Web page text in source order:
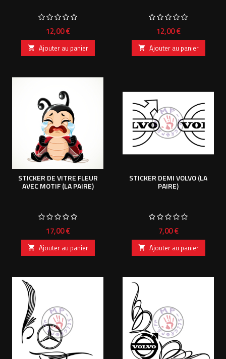
Prix
12,00 €
 Ajouter au panier
Prix
12,00 €
 Ajouter au panier
STICKER DE VITRE FLEUR
AVEC MOTIF (LA PAIRE)
Prix
17,00 €
 Ajouter au panier
STICKER DEMI VOLVO (LA
PAIRE)
Prix
7,00 €
 Ajouter au panier